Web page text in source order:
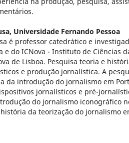
Universidade Fernando Pessoa
é professor catedrático e
e do ICNova - Instituto de Ciências
de Lisboa. Pesquisa teoria e
e produção jornalística. A
da introdução do jornalismo em
jornalísticos e pré-
do jornalismo iconográfico
da teorização do jornalismo